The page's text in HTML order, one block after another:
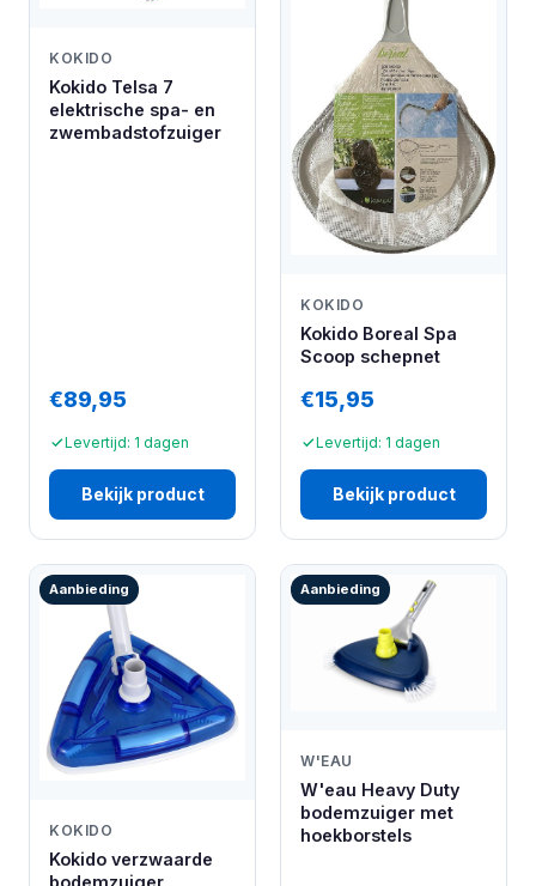
KOKIDO
Kokido Telsa 7
elektrische spa- en
zwembadstofzuiger
€89,95
Levertijd: 1 dagen
Bekijk product
KOKIDO
Kokido Boreal Spa
Scoop schepnet
€15,95
Levertijd: 1 dagen
Bekijk product
Aanbieding
KOKIDO
Kokido verzwaarde
bodemzuiger
Aanbieding
W'EAU
W'eau Heavy Duty
bodemzuiger met
hoekborstels